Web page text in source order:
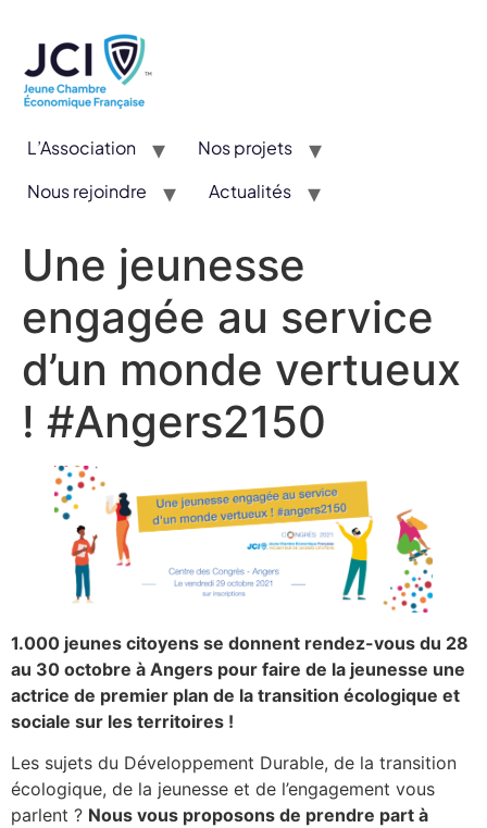
L’Association
Nos projets
Nous rejoindre
Actualités
Une jeunesse
engagée au service
d’un monde vertueux
! #Angers2150
1.000 jeunes citoyens se donnent rendez-vous du 28
au 30 octobre à Angers pour faire de la jeunesse une
actrice de premier plan de la transition écologique et
sociale sur les territoires !
Les sujets du Développement Durable, de la transition
écologique, de la jeunesse et de l’engagement vous
parlent ? Nous vous proposons de prendre part à